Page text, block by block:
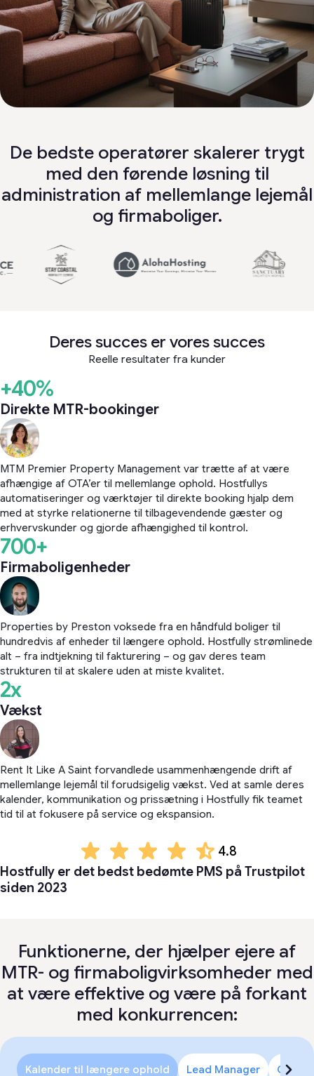
De bedste operatører skalerer trygt
med den førende løsning til
administration af mellemlange lejemål
og firmaboliger.
Deres succes er vores succes
Reelle resultater fra kunder
+40%
Direkte MTR-bookinger
MTM Premier Property Management var trætte af at være
afhængige af OTA’er til mellemlange ophold. Hostfullys
automatiseringer og værktøjer til direkte booking hjalp dem
med at styrke relationerne til tilbagevendende gæster og
erhvervskunder og gjorde afhængighed til kontrol.
700+
Firmaboligenheder
Properties by Preston voksede fra en håndfuld boliger til
hundredvis af enheder til længere ophold. Hostfully strømlinede
alt – fra indtjekning til fakturering – og gav deres team
strukturen til at skalere uden at miste kvalitet.
2x
Vækst
Rent It Like A Saint forvandlede usammenhængende drift af
mellemlange lejemål til forudsigelig vækst. Ved at samle deres
kalender, kommunikation og prissætning i Hostfully fik teamet
tid til at fokusere på service og ekspansion.
4.8
Hostfully er det bedst bedømte PMS på Trustpilot
siden 2023
Funktionerne, der hjælper ejere af
MTR- og firmaboligvirksomheder med
at være effektive og være på forkant
med konkurrencen:
Kalender til længere ophold Lead Manager